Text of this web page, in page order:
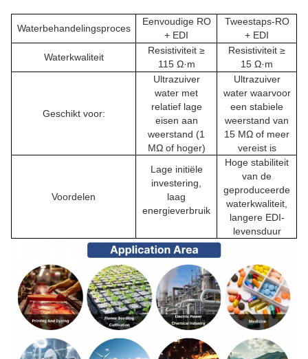
Waterbehandelingsproces
Eenvoudige RO
+ EDI
Tweestaps-RO
+ EDI
Waterkwaliteit
Resistiviteit ≥
115 Ω·m
Resistiviteit ≥
15 Ω·m
Geschikt voor:
Ultrazuiver
water met
relatief lage
eisen aan
weerstand (1
MΩ of hoger)
Ultrazuiver
water waarvoor
een stabiele
weerstand van
15 MΩ of meer
vereist is
Voordelen
Lage initiële
investering,
laag
energieverbruik
Hoge stabiliteit
van de
geproduceerde
waterkwaliteit,
langere EDI-
levensduur